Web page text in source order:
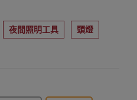
夜間照明工具 頭燈